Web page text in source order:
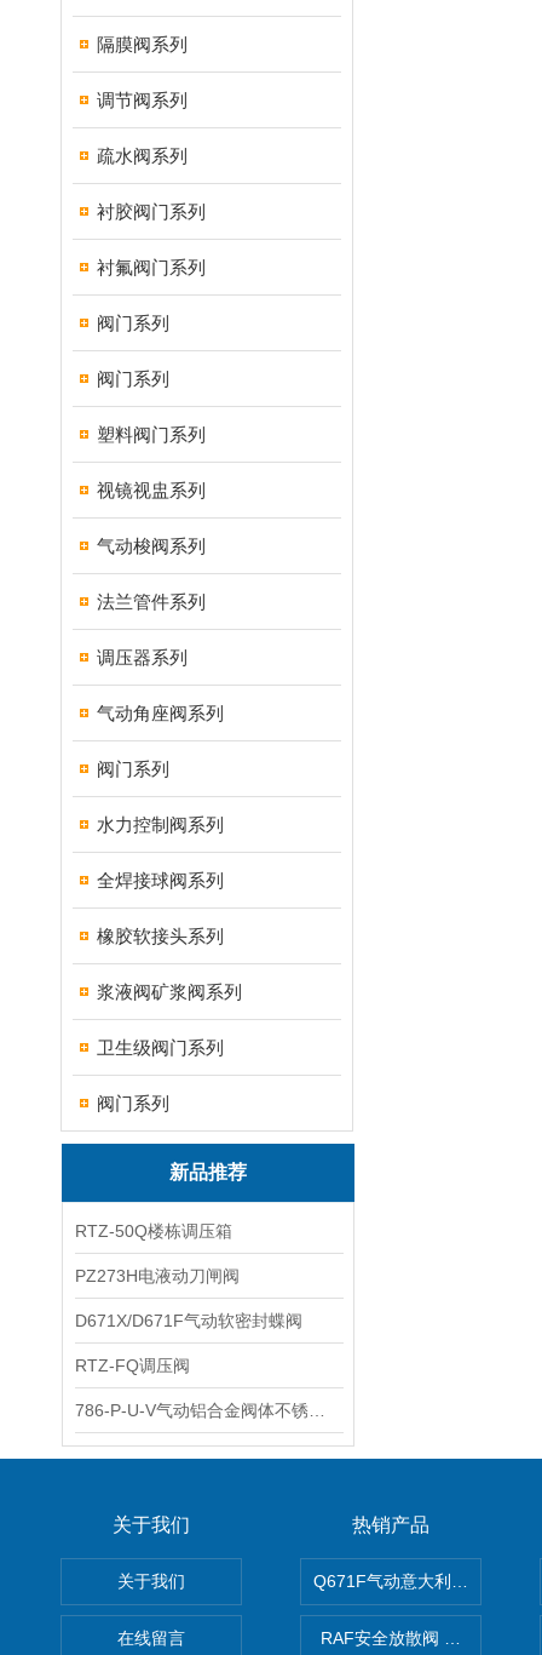
隔膜阀系列
调节阀系列
疏水阀系列
衬胶阀门系列
衬氟阀门系列
阀门系列
阀门系列
塑料阀门系列
视镜视盅系列
气动梭阀系列
法兰管件系列
调压器系列
气动角座阀系列
阀门系列
水力控制阀系列
全焊接球阀系列
橡胶软接头系列
浆液阀矿浆阀系列
卫生级阀门系列
阀门系列
新品推荐
RTZ-50Q楼栋调压箱
PZ273H电液动刀闸阀
D671X/D671F气动软密封蝶阀
RTZ-FQ调压阀
关于我们
关于我们
在线留言
热销产品
Q671F气动意大利式薄型球阀
RAF安全放散阀 阀生产